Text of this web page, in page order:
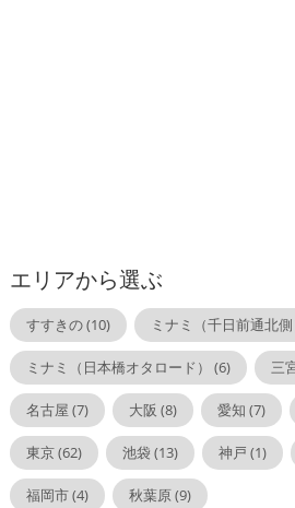
エリアから選ぶ
すすきの(10) ミナミ（千日前通北側
ミナミ（日本橋オタロード） (6) 三
名古屋 (7) 大阪 (8) 愛知 (7)
東京(62) 池袋 (13) 神戸 (1)
福岡市(4) 秋葉原(9)